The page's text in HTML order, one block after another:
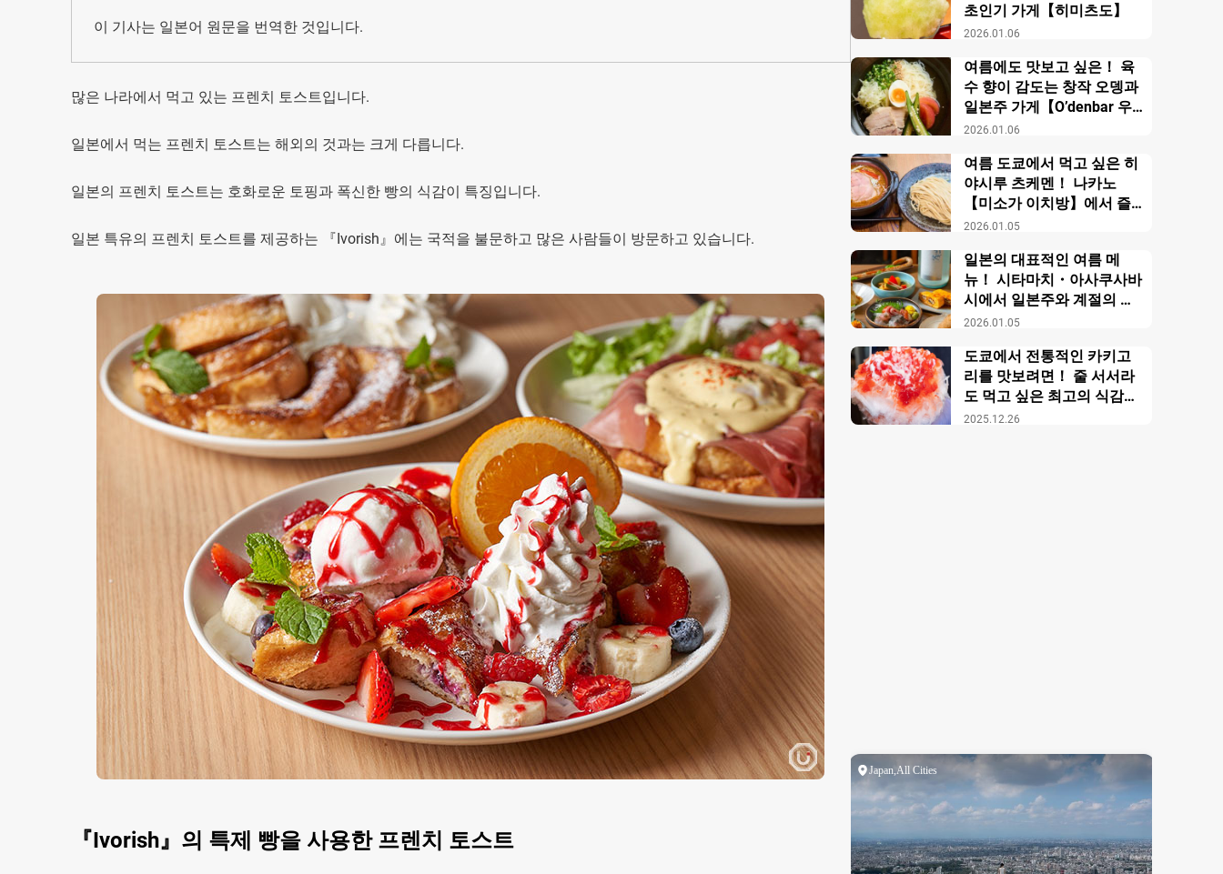
이 기사는 일본어 원문을 번역한 것입니다.
많은 나라에서 먹고 있는 프렌치 토스트입니다.
일본에서 먹는 프렌치 토스트는 해외의 것과는 크게 다릅니다.
일본의 프렌치 토스트는 호화로운 토핑과 폭신한 빵의 식감이 특징입니다.
일본 특유의 프렌치 토스트를 제공하는 『Ivorish』에는 국적을 불문하고 많은 사람들이 방문하고 있습니다.
『Ivorish』의 특제 빵을 사용한 프렌치 토스트
2026.01.06
초인기 가게【히미츠도】
2026.01.06
여름에도 맛보고 싶은！ 육
수 향이 감도는 창작 오뎅과
일본주 가게【O’denbar 우
마미 아자부주반】
2026.01.05
여름 도쿄에서 먹고 싶은 히
야시루 츠케멘！ 나카노
【미소가 이치방】에서 즐
기는 창작 미소 라멘
2026.01.05
일본의 대표적인 여름 메
뉴！ 시타마치・아사쿠사바
시에서 일본주와 계절의 미
각을 만끽【니혼슈 바루 카
2025.12.26
도쿄에서 전통적인 카키고
리를 맛보려면！ 줄 서서라
도 먹고 싶은 최고의 식감의
비밀【우에노 카키고리 센